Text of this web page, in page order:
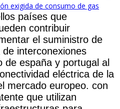
exigida de consumo de gas
países que
contribuir
el suministro de
interconexiones
de españa y portugal al
eléctrica de la
mercado europeo. con
que utilizan